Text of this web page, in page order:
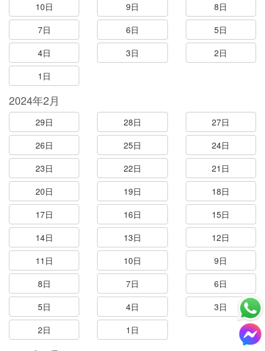
10日
9日
8日
7日
6日
5日
4日
3日
2日
1日
2024年2月
29日 28日
27日
26日
25日
24日
23日
22日
21日
20日
19日
18日
17日
16日
15日
14日
13日
12日
11日
10日
9日
8日
7日
6日
5日
4日
3日
2日
1日